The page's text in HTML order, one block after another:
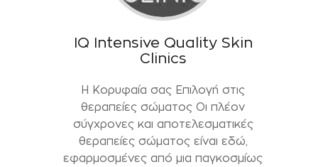
IQ Intensive Quality Skin
Clinics
Η Κορυφαία σας Επιλογή στις
θεραπείες σώματος Οι πλέον
σύγχρονες και αποτελεσματικές
θεραπείες σώματος είναι εδώ,
εφαρμοσμένες από μια παγκοσμίως